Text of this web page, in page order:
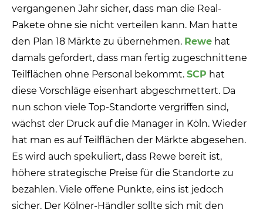
vergangenen Jahr sicher, dass man die Real-
Pakete ohne sie nicht verteilen kann. Man hatte
den Plan 18 Märkte zu übernehmen. Rewe hat
damals gefordert, dass man fertig zugeschnittene
Teilflächen ohne Personal bekommt. SCP hat
diese Vorschläge eisenhart abgeschmettert. Da
nun schon viele Top-Standorte vergriffen sind,
wächst der Druck auf die Manager in Köln. Wieder
hat man es auf Teilflächen der Märkte abgesehen.
Es wird auch spekuliert, dass Rewe bereit ist,
höhere strategische Preise für die Standorte zu
bezahlen. Viele offene Punkte, eins ist jedoch
sicher. Der Kölner-Händler sollte sich mit den